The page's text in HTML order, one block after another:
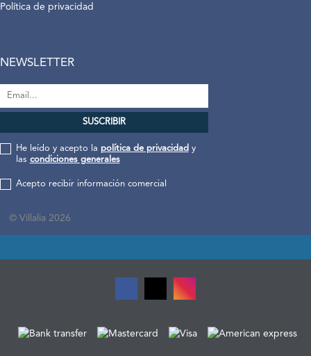
Política de privacidad
NEWSLETTER
He leído y acepto la política de privacidad y
las condiciones generales
Acepto recibir información comercial
© Villalia 2026